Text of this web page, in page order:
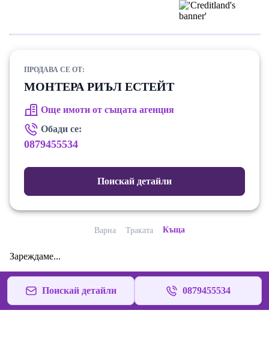
ПРОДАВА СЕ ОТ:
МОНТЕРА РИЪЛ ЕСТЕЙТ
Още имоти от същата агенция
Обади се:
0879455534
Поискай детайли
Варна Траката Къща
Зареждаме...
Поискай детайли 0879455534